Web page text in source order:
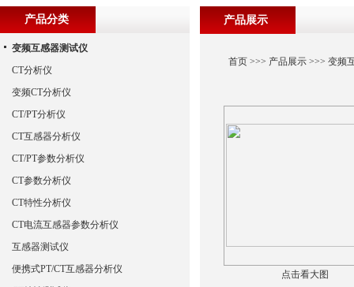
产品展示
首页>>> 产品展示>>> 变频
点击看大图
产品分类
变频互感器测试仪
CT分析仪
变频CT分析仪
CT/PT分析仪
CT互感器分析仪
CT/PT参数分析仪
CT参数分析仪
CT特性分析仪
CT电流互感器参数分析仪
互感器测试仪
便携式PT/CT互感器分析仪